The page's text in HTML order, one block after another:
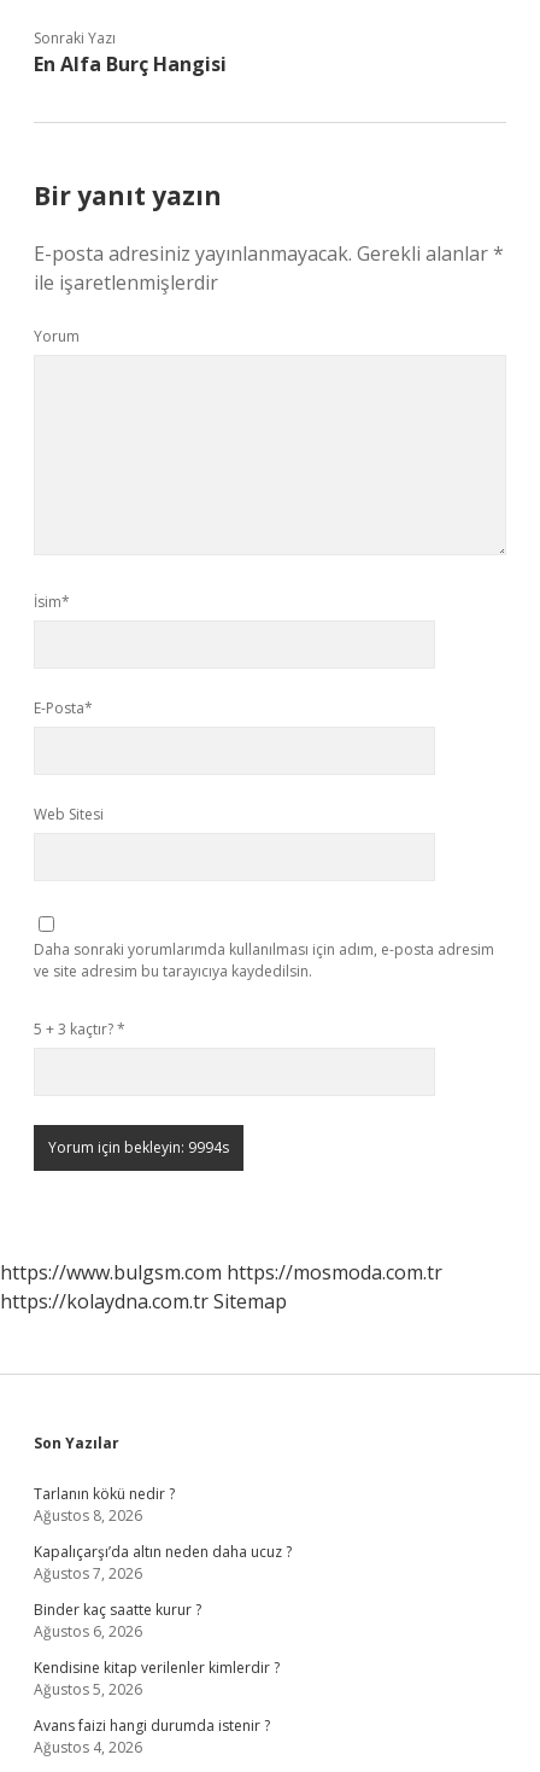
Sonraki Yazı
En Alfa Burç Hangisi
Bir yanıt yazın
E-posta adresiniz yayınlanmayacak. Gerekli alanlar*
ile işaretlenmişlerdir
Yorum
İsim*
E-Posta*
Web Sitesi
Daha sonraki yorumlarımda kullanılması için adım, e-posta adresim
ve site adresim bu tarayıcıya kaydedilsin.
5 + 3 kaçtır?*
https://www.bulgsm.com https://mosmoda.com.tr
https://kolaydna.com.trSitemap
Sidebar
Son Yazılar
Tarlanın kökü nedir ?
Ağustos 8, 2026
Kapalıçarşı’da altın neden daha ucuz ?
Ağustos 7, 2026
Binder kaç saatte kurur ?
Ağustos 6, 2026
Kendisine kitap verilenler kimlerdir ?
Ağustos 5, 2026
Avans faizi hangi durumda istenir ?
Ağustos 4, 2026